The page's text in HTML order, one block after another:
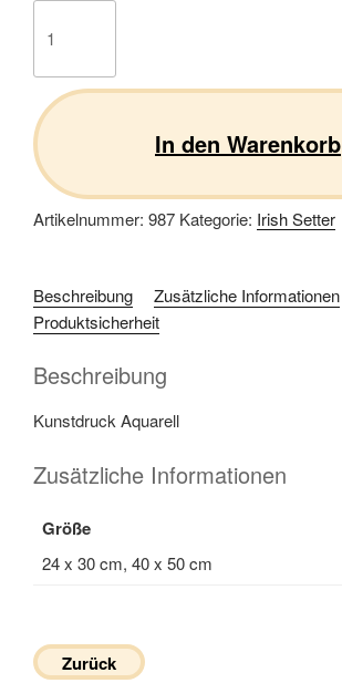
Setter
Menge
In den Warenkorb
Artikelnummer: 987 Kategorie: Irish Setter
Beschreibung
Zusätzliche Informationen
Produktsicherheit
Beschreibung
Kunstdruck Aquarell
Zusätzliche Informationen
Größe
24 x 30 cm, 40 x 50 cm
Zurück